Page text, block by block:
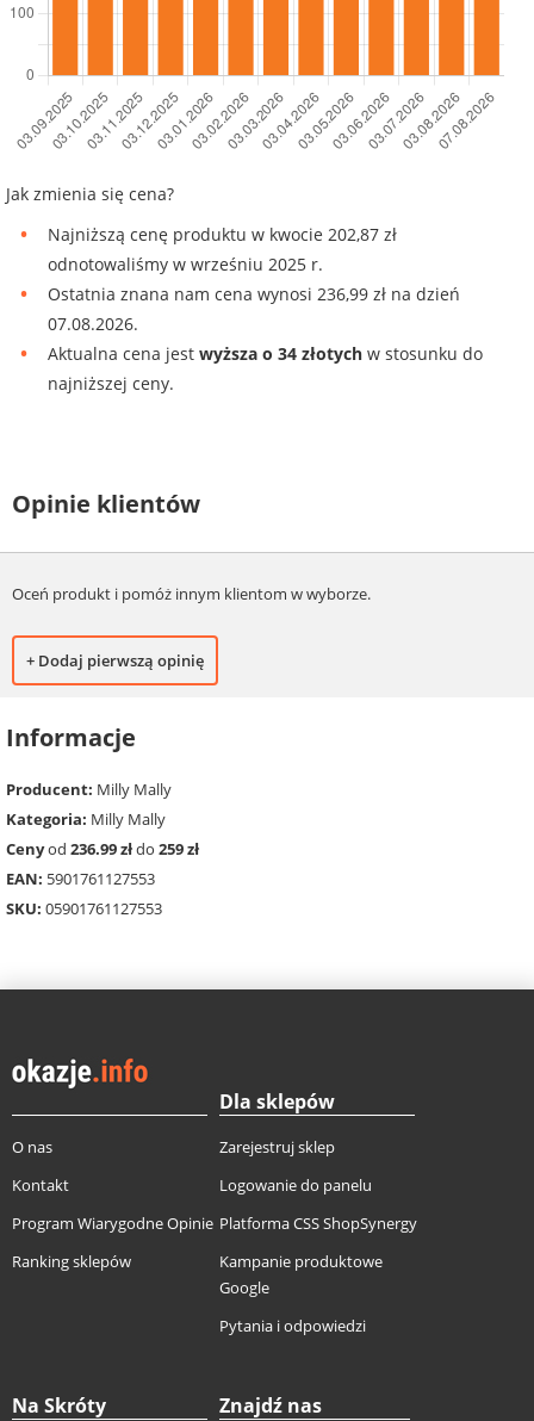
Jak zmienia się cena?
Najniższą cenę produktu w kwocie 202,87 zł
odnotowaliśmy w wrześniu 2025 r.
Ostatnia znana nam cena wynosi 236,99 zł na dzień
07.08.2026.
Aktualna cena jest wyższa o 34 złotych w stosunku do
najniższej ceny.
Opinie klientów
Oceń produkt i pomóż innym klientom w wyborze.
+ Dodaj pierwszą opinię
Informacje
Producent: Milly Mally
Kategoria: Milly Mally
Cenyod 236.99 złdo 259 zł
EAN: 5901761127553
SKU: 05901761127553
O nas
Kontakt
Program Wiarygodne Opinie
Ranking sklepów
Dla sklepów
Zarejestruj sklep
Logowanie do panelu
Platforma CSS ShopSynergy
Kampanie produktowe
Google
Pytania i odpowiedzi
Na Skróty Znajdź nas